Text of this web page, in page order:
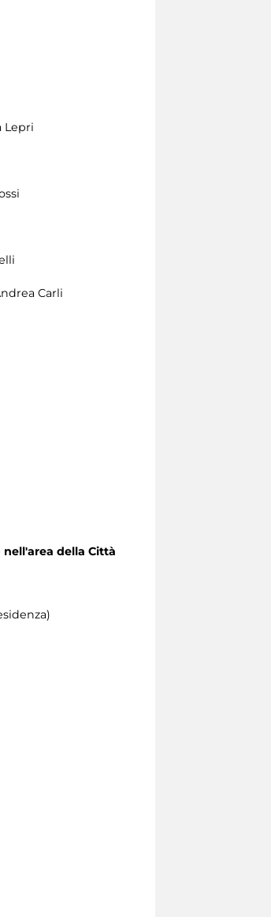
Lepri
Carli
nell'area della Città